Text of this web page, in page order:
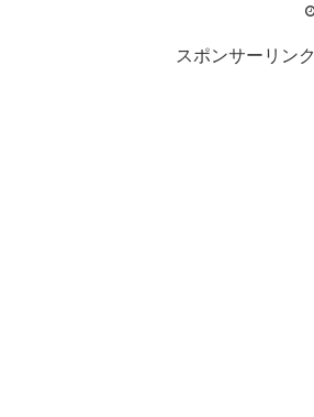
スポンサーリンク